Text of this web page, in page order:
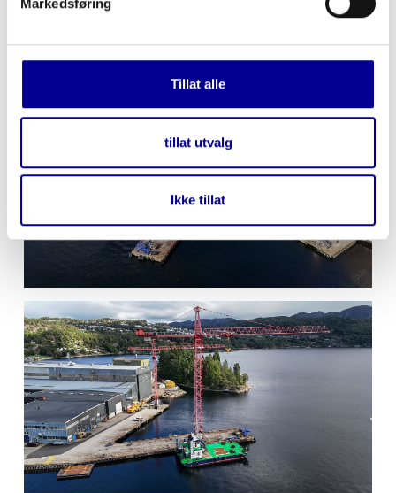
Markedsføring
Tillat alle
tillat utvalg
Ikke tillat